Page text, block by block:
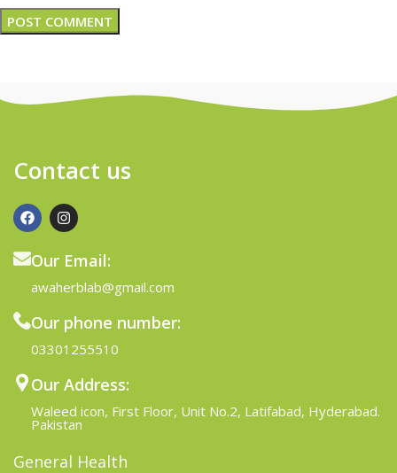
Contact us
Our Email:
awaherblab@gmail.com
Our phone number:
03301255510
Our Address:
Waleed icon, First Floor, Unit No.2, Latifabad, Hyderabad.
Pakistan
General Health